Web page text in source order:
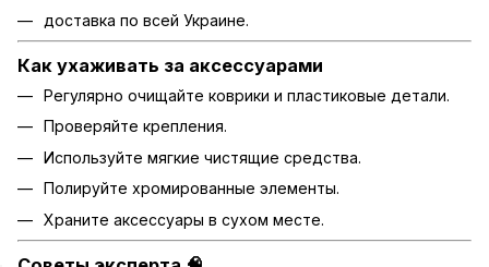
доставка по всей Украине.
Как ухаживать за аксессуарами
Регулярно очищайте коврики и пластиковые детали.
Проверяйте крепления.
Используйте мягкие чистящие средства.
Полируйте хромированные элементы.
Храните аксессуары в сухом месте.